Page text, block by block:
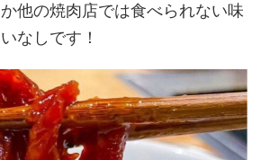
他の焼肉店では食べられない味
なしです！